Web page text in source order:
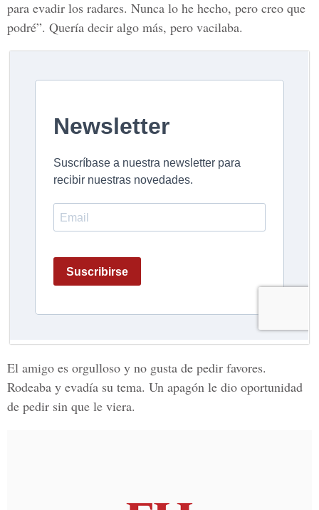
para evadir los radares. Nunca lo he hecho, pero creo que
podré”. Quería decir algo más, pero vacilaba.
El amigo es orgulloso y no gusta de pedir favores.
Rodeaba y evadía su tema. Un apagón le dio oportunidad
de pedir sin que le viera.